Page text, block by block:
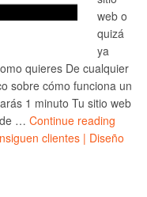
web o
quizá
ya
quieres De cualquier
sobre cómo funciona un
1 minuto Tu sitio web
… Continue reading
clientes | Diseño